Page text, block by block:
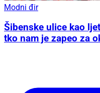
Modni đir
Šibenske ulice kao
tko nam je zapeo za